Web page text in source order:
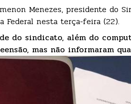
Menezes, presidente do
Federal nesta terça-feira (22).
do sindicato, além do
mas não informaram